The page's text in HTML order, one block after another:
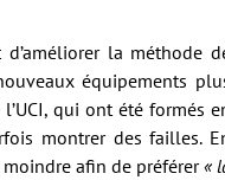
la méthode
équipements
qui ont été formés
montrer des failles.
afin de préférer«